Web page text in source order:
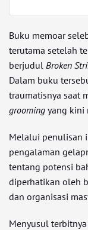
Buku memoar
terutama setelah
berjudul Broken
Dalam buku
traumatisnya saat
grooming yang kini
Melalui penulisan
pengalaman
tentang potensi
diperhatikan oleh
dan organisasi
Menyusul